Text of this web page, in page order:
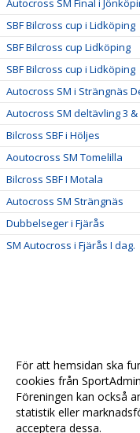
SBF Bilcross cup i Lidköping
SBF Bilcross cup Lidköping
SBF Bilcross cup i Lidköping
Autocross SM i Strängnäs
Autocross SM deltävling 3 &
Bilcross SBF i Höljes
Aoutocross SM Tomelilla
Bilcross SBF I Motala
Autocross SM Strängnäs
Dubbelseger i Fjärås
SM Autocross i Fjärås I dag.
För att hemsidan ska
cookies från
Föreningen kan också
statistik eller
acceptera dessa.